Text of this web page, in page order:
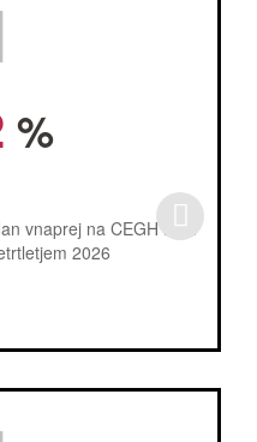
%
vnaprej na CEGH med
2026